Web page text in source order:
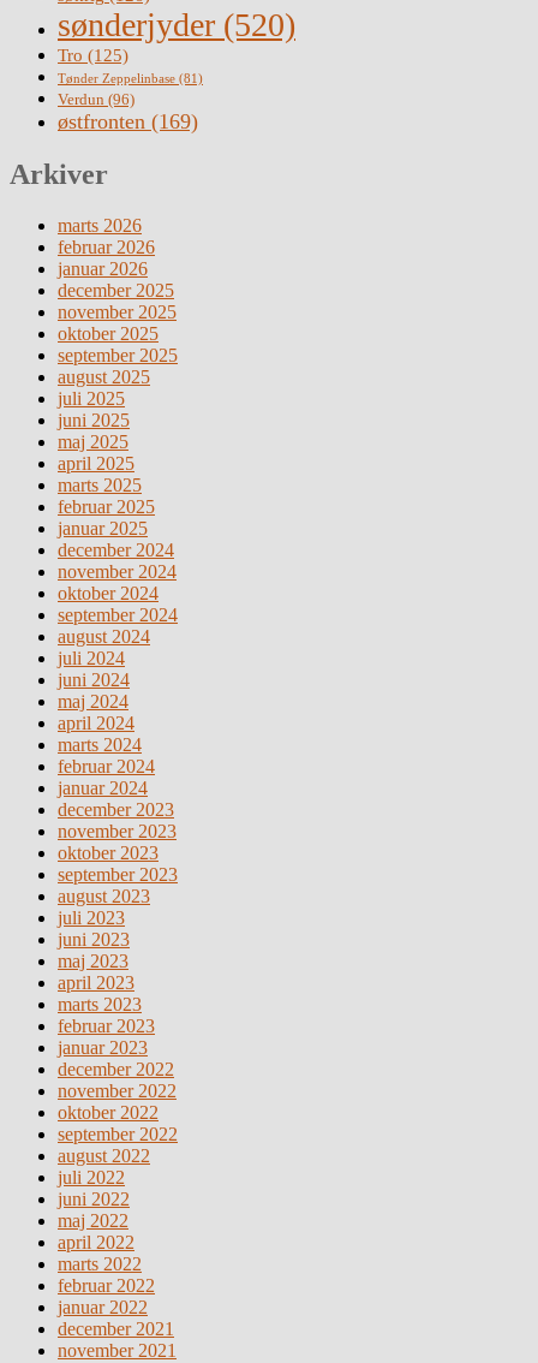
sønderjyder (520)
Tro (125)
Tønder Zeppelinbase (81)
Verdun (96)
østfronten (169)
Arkiver
marts 2026
februar 2026
januar 2026
december 2025
november 2025
oktober 2025
september 2025
august 2025
juli 2025
juni 2025
maj 2025
april 2025
marts 2025
februar 2025
januar 2025
december 2024
november 2024
oktober 2024
september 2024
august 2024
juli 2024
juni 2024
maj 2024
april 2024
marts 2024
februar 2024
januar 2024
december 2023
november 2023
oktober 2023
september 2023
august 2023
juli 2023
juni 2023
maj 2023
april 2023
marts 2023
februar 2023
januar 2023
december 2022
november 2022
oktober 2022
september 2022
august 2022
juli 2022
juni 2022
maj 2022
april 2022
marts 2022
februar 2022
januar 2022
december 2021
november 2021